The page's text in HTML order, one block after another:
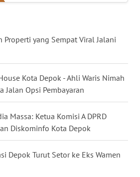
Properti yang Sempat Viral Jalani
Kota Depok - Ahli Waris Nimah
Jalan Opsi Pembayaran
Massa: Ketua Komisi A DPRD
Diskominfo Kota Depok
Depok Turut Setor ke Eks Wamen